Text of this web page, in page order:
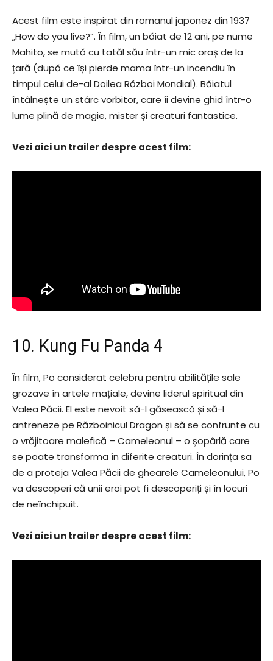
Acest film este inspirat din romanul japonez din 1937
„How do you live?”. În film, un băiat de 12 ani, pe nume
Mahito, se mută cu tatăl său într-un mic oraș de la
țară (după ce își pierde mama într-un incendiu în
timpul celui de-al Doilea Război Mondial). Băiatul
întâlnește un stârc vorbitor, care îi devine ghid într-o
lume plină de magie, mister și creaturi fantastice.
Vezi aici un trailer despre acest film:
10. Kung Fu Panda 4
În film, Po considerat celebru pentru abilitățile sale
grozave în artele mațiale, devine liderul spiritual din
Valea Păcii. El este nevoit să-l găsească și să-l
antreneze pe Războinicul Dragon și să se confrunte cu
o vrăjitoare malefică – Cameleonul – o șopârlă care
se poate transforma în diferite creaturi. În dorința sa
de a proteja Valea Păcii de ghearele Cameleonului, Po
va descoperi că unii eroi pot fi descoperiți și în locuri
de neînchipuit.
Vezi aici un trailer despre acest film: